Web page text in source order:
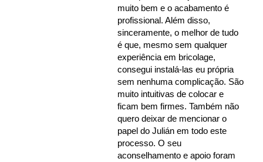
muito bem e o acabamento é
profissional. Além disso,
sinceramente, o melhor de tudo
é que, mesmo sem qualquer
experiência em bricolage,
consegui instalá-las eu própria
sem nenhuma complicação. São
muito intuitivas de colocar e
ficam bem firmes. Também não
quero deixar de mencionar o
papel do Julián em todo este
processo. O seu
aconselhamento e apoio foram